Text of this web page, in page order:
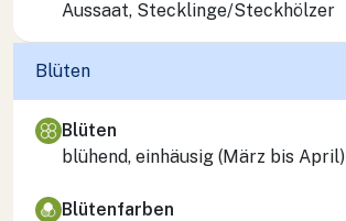
Aussaat, Stecklinge/Steckhölzer
Blüten
Blüten
blühend, einhäusig (März bis April)
Blütenfarben